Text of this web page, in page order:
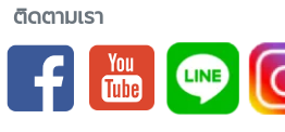
ติดตามเรา